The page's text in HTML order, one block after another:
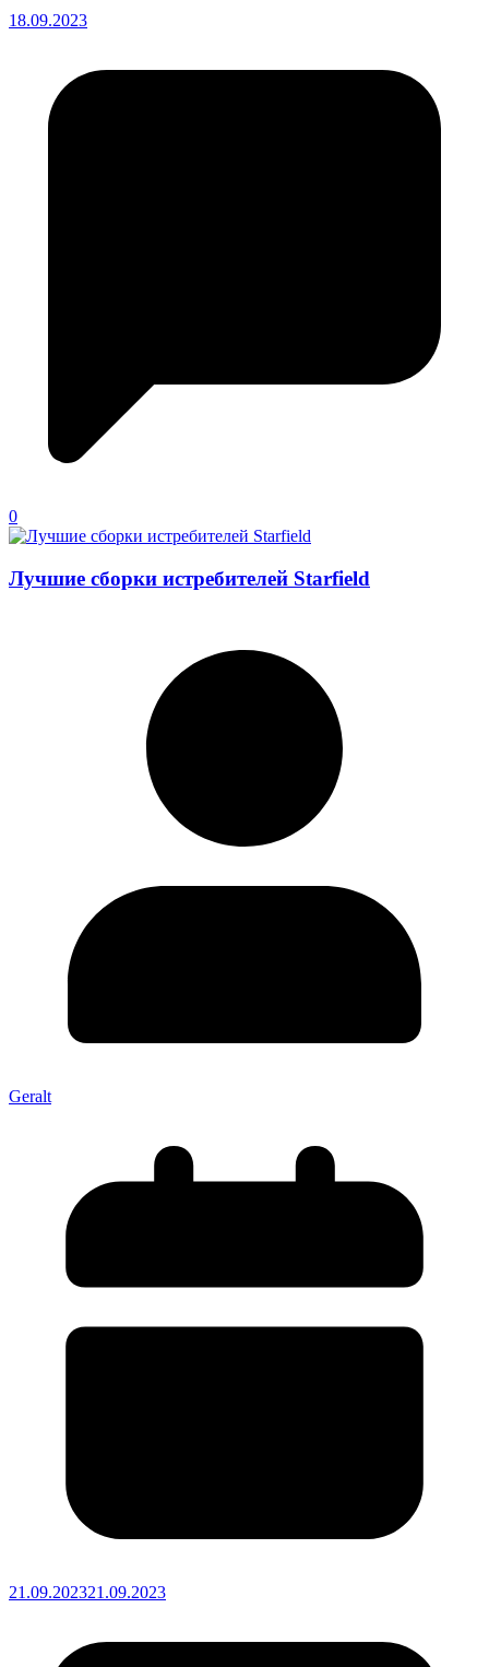
18.09.2023
0
Лучшие сборки истребителей Starfield
Geralt
21.09.202321.09.2023